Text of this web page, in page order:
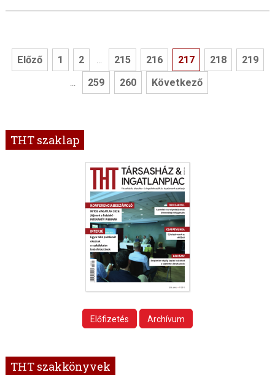
Előző 1 2 ... 215 216 217 218 219
... 259 260 Következő
THT szaklap
Előfizetés Archívum
THT szakkönyvek